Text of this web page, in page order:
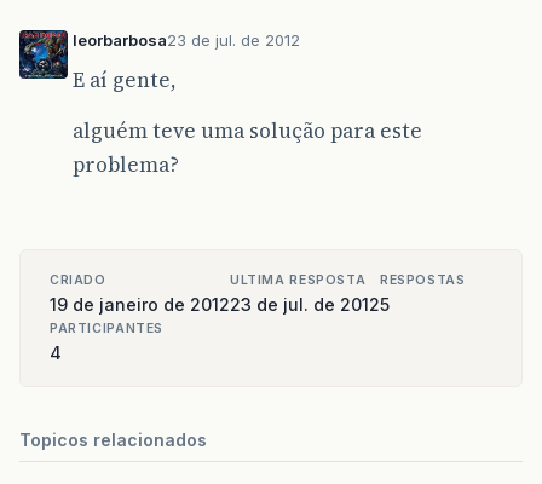
leorbarbosa23 de jul. de 2012
E aí gente,
alguém teve uma solução para este
problema?
CRIADO
19 de janeiro de 2012
ULTIMA RESPOSTA
23 de jul. de 2012
RESPOSTAS
5
PARTICIPANTES
4
Topicos relacionados